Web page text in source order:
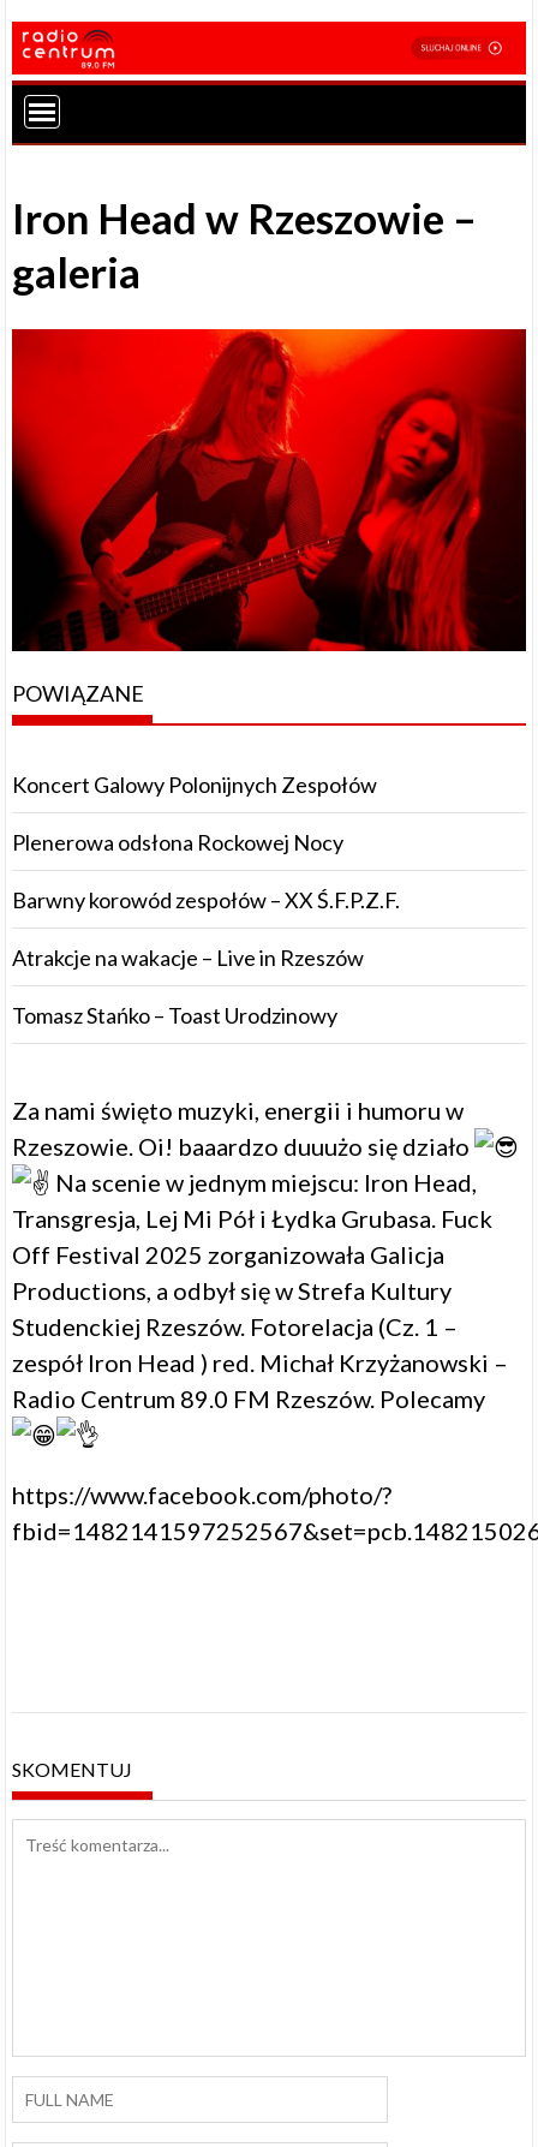
Iron Head w Rzeszowie –
galeria
POWIĄZANE
Koncert Galowy Polonijnych Zespołów
Plenerowa odsłona Rockowej Nocy
Barwny korowód zespołów – XX Ś.F.P.Z.F.
Atrakcje na wakacje – Live in Rzeszów
Tomasz Stańko – Toast Urodzinowy
Za nami święto muzyki, energii i humoru w
Rzeszowie. Oi! baaardzo duuużo się działo
Na scenie w jednym miejscu: Iron Head,
Transgresja, Lej Mi Pół i Łydka Grubasa. Fuck
Off Festival 2025 zorganizowała Galicja
Productions, a odbył się wStrefa Kultury
Studenckiej Rzeszów. Fotorelacja (Cz. 1 –
zespół Iron Head ) red. Michał Krzyżanowski –
Radio Centrum 89.0 FM Rzeszów. Polecamy
https://www.facebook.com/photo/?
SKOMENTUJ